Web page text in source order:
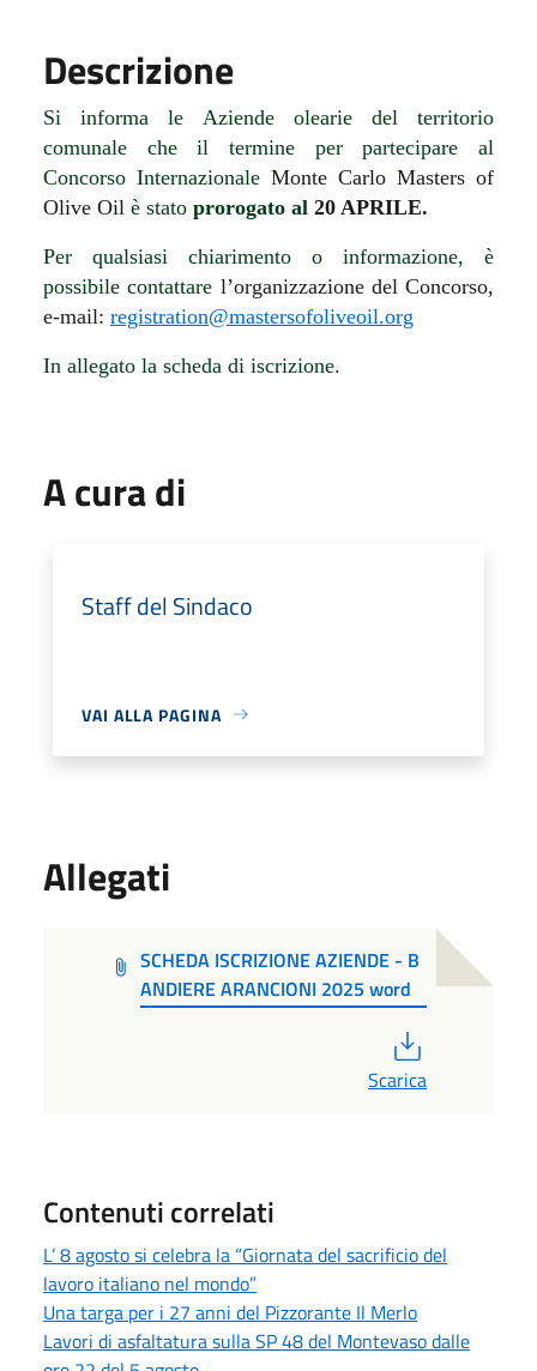
Descrizione
Si informale Aziende olearie del territorio
comunale che il termine per partecipare al
Concorso Internazionale Monte Carlo Masters of
Olive Oil è stato prorogato al 20 APRILE.
Per qualsiasi chiarimento o informazione, è
possibile contattare l’organizzazione del Concorso,
e-mail: registration@mastersofoliveoil.org
In allegato la scheda di iscrizione.
A cura di
Staff del Sindaco
VAI ALLA PAGINA
Allegati
SCHEDA ISCRIZIONE AZIENDE - B
ANDIERE ARANCIONI 2025 word
Scarica
Contenuti correlati
L’ 8 agosto si celebra la “Giornata del sacrificio del
lavoro italiano nel mondo”
Una targa per i 27 anni del Pizzorante Il Merlo
Lavori di asfaltatura sulla SP 48 del Montevaso dalle